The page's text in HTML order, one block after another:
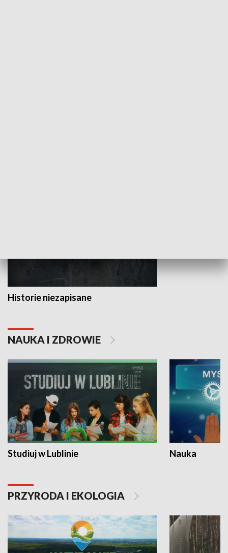
Historie niezapisane
NAUKA I ZDROWIE
Studiuj w Lublinie Nauka
PRZYRODA I EKOLOGIA